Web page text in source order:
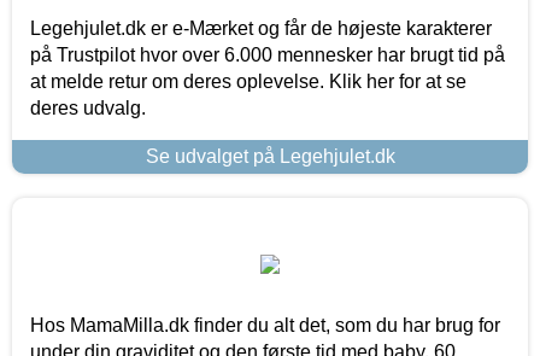
Legehjulet.dk er e-Mærket og får de højeste karakterer
på Trustpilot hvor over 6.000 mennesker har brugt tid på
at melde retur om deres oplevelse. Klik her for at se
deres udvalg.
Se udvalget på Legehjulet.dk
Hos MamaMilla.dk finder du alt det, som du har brug for
under din graviditet og den første tid med baby. 60